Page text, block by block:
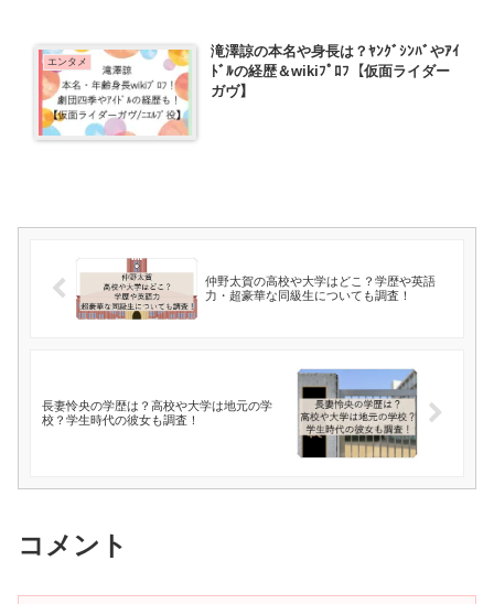
エンタメ
滝澤諒の本名や身長は？ﾔﾝｸﾞｼﾝﾊﾞやｱｲ
ﾄﾞﾙの経歴＆wikiﾌﾟﾛﾌ【仮面ライダー
ガヴ】
仲野太賀の高校や大学はどこ？学歴や英語
力・超豪華な同級生についても調査！
長妻怜央の学歴は？高校や大学は地元の学
校？学生時代の彼女も調査！
コメント